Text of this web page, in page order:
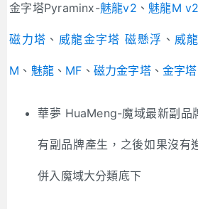
金字塔Pyraminx-魅龍v2 、 魅龍M v2
磁力塔 、 威龍金字塔 磁懸浮 、 威
M 、 魅龍 、 MF 、 磁力金字塔、金字塔
華夢 HuaMeng-魔域最新副品
有副品牌產生，之後如果沒有
併入魔域大分類底下